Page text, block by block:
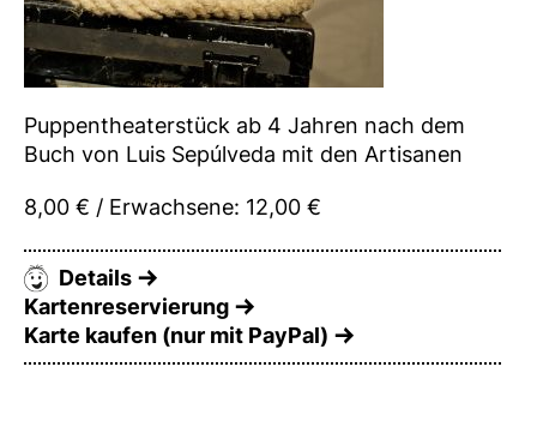
Puppentheaterstück ab 4 Jahren nach dem
Buch von Luis Sepúlveda mit den Artisanen
8,00 € / Erwachsene: 12,00 €
Details
Kartenreservierung
Karte kaufen (nur mit PayPal)